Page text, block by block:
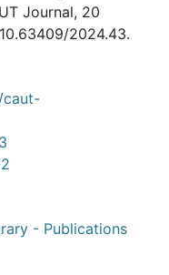
Journal, 20
2024.43.
caut-
- Publications